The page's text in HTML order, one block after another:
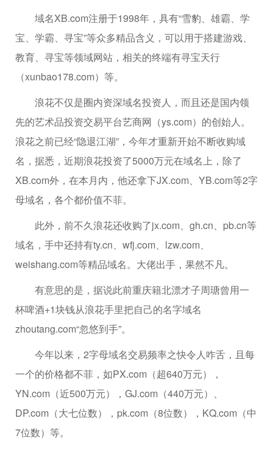
域名XB.com注册于1998年，具有“雪豹、雄霸、学
宝、学霸、寻宝”等众多精品含义，可以用于搭建游戏、
教育、寻宝等领域网站，相关的终端有寻宝天行
（xunbao178.com）等。
浪花不仅是圈内资深域名投资人，而且还是国内领
先的艺术品投资交易平台艺商网（ys.com）的创始人。
浪花之前已经“隐退江湖”，今年才重新开始不断收购域
名，据悉，近期浪花投资了5000万元在域名上，除了
XB.com外，在本月内，他还拿下JX.com、YB.com等2字
母域名，各个都价值不菲。
此外，前不久浪花还收购了jx.com、gh.cn、pb.cn等
域名，手中还持有ty.cn、wfj.com、lzw.com、
weishang.com等精品域名。大佬出手，果然不凡。
有意思的是，据说此前重庆籍北漂才子周瑭曾用一
杯啤酒+1块钱从浪花手里把自己的名字域名
zhoutang.com“忽悠到手”。
今年以来，2字母域名交易频率之快令人咋舌，且每
一个的价格都不菲，如PX.com（超640万元），
YN.com（近500万元），GJ.com（440万元）、
DP.com（大七位数），pk.com（8位数），KQ.com（中
7位数）等。